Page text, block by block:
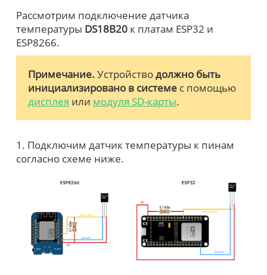
Рассмотрим подключение датчика
температуры DS18B20к платам ESP32 и
ESP8266.
Примечание. Устройстводолжно быть
инициализировано в системес помощью
дисплея или модуля SD-карты.
1. Подключим датчик температуры к пинам
согласно схеме ниже.